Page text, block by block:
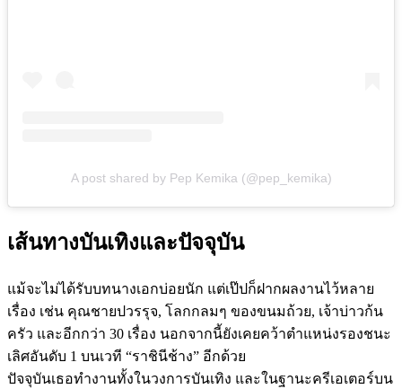
A post shared by Pep Kemika (@pep_kemika)
เส้นทางบันเทิงและปัจจุบัน
แม้จะไม่ได้รับบทนางเอกบ่อยนัก แต่เป๊ปก็ฝากผลงานไว้หลาย
เรื่อง เช่น คุณชายปวรรุจ, โลกกลมๆ ของขนมถ้วย, เจ้าบ่าวก้น
ครัว และอีกกว่า 30 เรื่อง นอกจากนี้ยังเคยคว้าตำแหน่งรองชนะ
เลิศอันดับ 1 บนเวที “ราชินีช้าง” อีกด้วย
ปัจจุบันเธอทำงานทั้งในวงการบันเทิง และในฐานะครีเอเตอร์บน